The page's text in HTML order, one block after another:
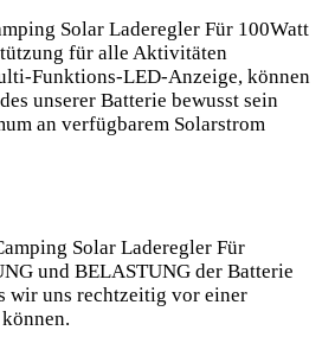
Solar Laderegler ​Für 100Watt
für alle⁣ Aktivitäten
Funktions-LED-Anzeige, können
⁢unserer ‍Batterie ‌bewusst sein
an verfügbarem Solarstrom‍
Solar Laderegler Für
und BELASTUNG der Batterie⁣
wir ‍uns rechtzeitig vor einer